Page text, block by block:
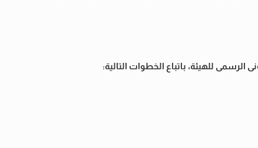
للهيئة، باتباع الخطوات التالية: